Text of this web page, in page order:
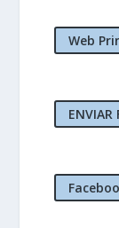
Web
ENVIAR